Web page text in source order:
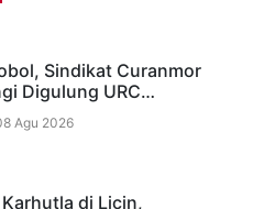
Sindikat Curanmor
Digulung URC…
Agu 2026
di Licin,